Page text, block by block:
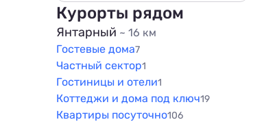
Не выбрано
500 м
800 м
1000 м
1500 м
Курорты рядом
Янтарный ~ 16 км
Гостевые дома7
Частный сектор1
Гостиницы и отели1
Коттеджи и дома под ключ19
Квартиры посуточно106